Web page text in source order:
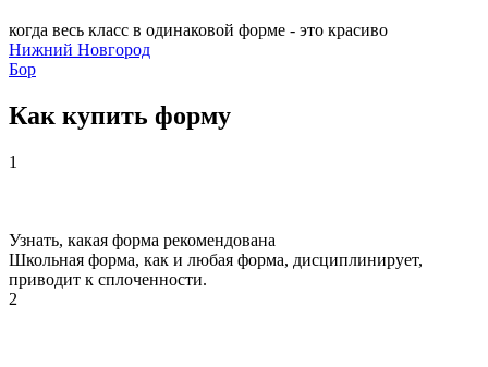
когда весь класс в одинаковой форме - это красиво
Нижний Новгород
Бор
Как купить форму
1
Узнать, какая форма рекомендована
Школьная форма, как и любая форма, дисциплинирует,
приводит к сплоченности.
2